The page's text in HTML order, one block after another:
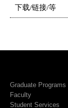
下载/链接/等
Graduate Programs
Faculty
Student Services